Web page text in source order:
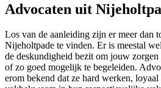
Advocaten uit
Los van de aanleiding zijn er meer dan
Nijeholtpade te vinden. Er is meestal
de deskundigheid bezit om jouw
of zo goed mogelijk te begeleiden.
erom bekend dat ze hard werken,